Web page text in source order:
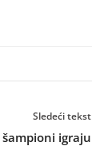
Sledeći tekst
igraju